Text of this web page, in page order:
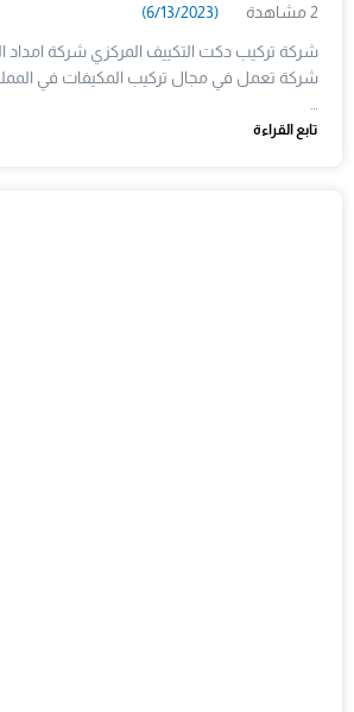
2 مشاهدة (6/13/2023)
شركة تركيب دكت التكييف المركزي شركة
شركة تعمل في مجال تركيب المكيفات في
تابع القراءة